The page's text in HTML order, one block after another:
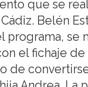
que se
Belén
programa, se
el fichaje
de